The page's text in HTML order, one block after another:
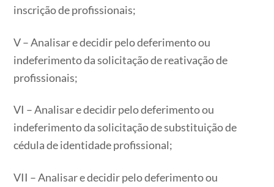
inscrição de profissionais;
V – Analisar e decidir pelo deferimento ou
indeferimento da solicitação de reativação de
profissionais;
VI – Analisar e decidir pelo deferimento ou
indeferimento da solicitação de substituição de
cédula de identidade profissional;
VII – Analisar e decidir pelo deferimento ou